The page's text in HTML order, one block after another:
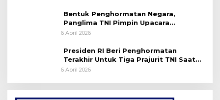
Bentuk Penghormatan Negara,
Panglima TNI Pimpin Upacara
Pemakaman Militer
6 April 2026
Presiden RI Beri Penghormatan
Terakhir Untuk Tiga Prajurit TNI Saat
Persemayaman di Bandara Soekarno-
6 April 2026